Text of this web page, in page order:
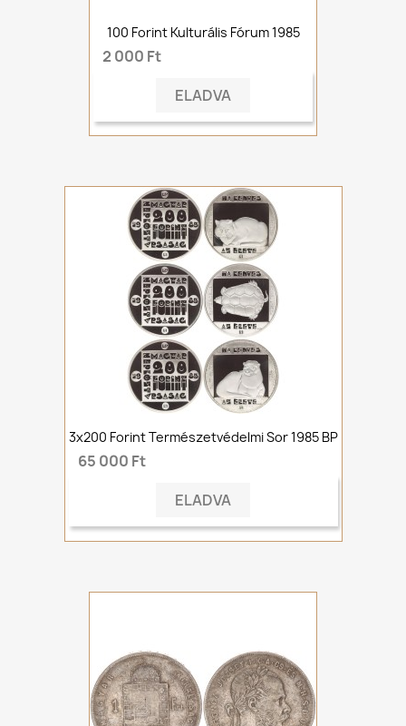
100 Forint Kulturális Fórum 1985
2 000 Ft
ELADVA
3x200 Forint Természetvédelmi Sor 1985 BP
65 000 Ft
ELADVA